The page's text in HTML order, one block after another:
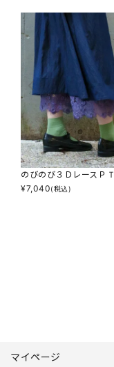
のびのび３ＤレースＰＴ
¥7,040(税込)
マイページ